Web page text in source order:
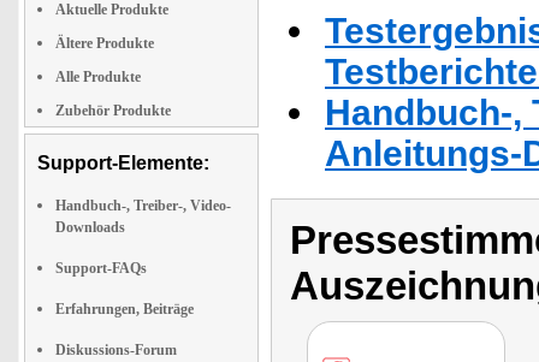
Aktuelle Produkte
Ältere Produkte
Alle Produkte
Zubehör Produkte
Support-Elemente:
Handbuch-, Treiber-, Video-
Downloads
Support-FAQs
Erfahrungen, Beiträge
Diskussions-Forum
Handbuch-,
Anleitungs-